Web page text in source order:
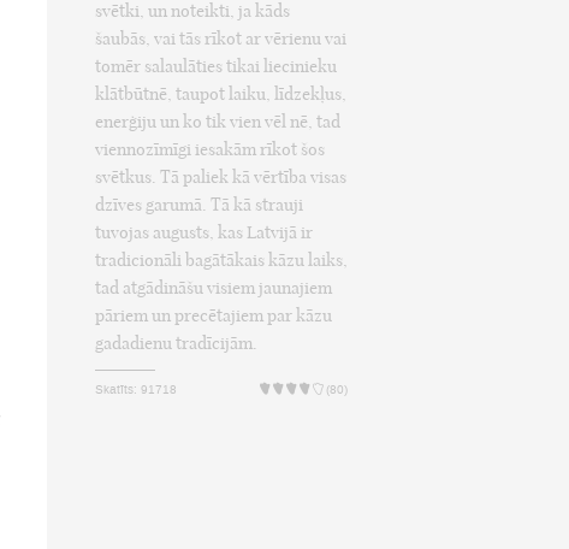
svētki, un noteikti, ja kāds
šaubās, vai tās rīkot ar vērienu vai
tomēr salaulāties tikai liecinieku
klātbūtnē, taupot laiku, līdzekļus,
enerģiju un ko tik vien vēl nē, tad
viennozīmīgi iesakām rīkot šos
svētkus. Tā paliek kā vērtība visas
dzīves garumā. Tā kā strauji
tuvojas augusts, kas Latvijā ir
tradicionāli bagātākais kāzu laiks,
tad atgādināšu visiem jaunajiem
pāriem un precētajiem par kāzu
gadadienu tradīcijām.
Skatīts: 91718 (80)